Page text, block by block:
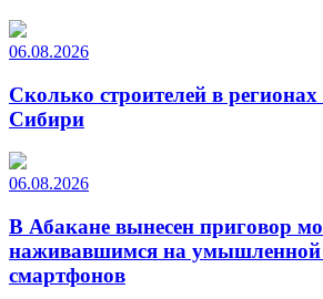
06.08.2026
Сколько строителей в
Сибири
06.08.2026
В Абакане вынесен приговор
наживавшимся на умышленной
смартфонов